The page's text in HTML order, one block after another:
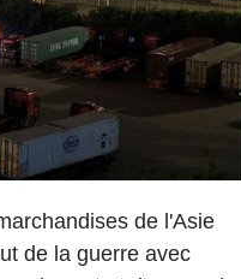
de l'Asie
de la guerre avec